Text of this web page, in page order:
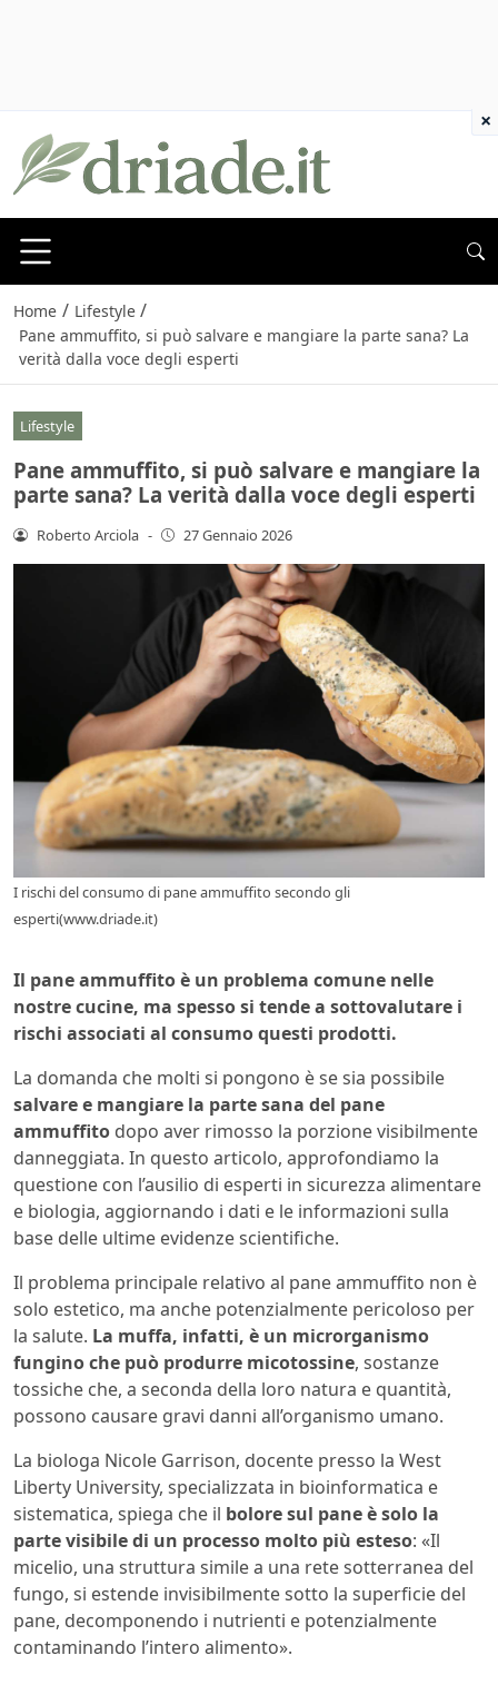
Home / Lifestyle /
Pane ammuffito, si può salvare e mangiare la parte sana? La
verità dalla voce degli esperti
Lifestyle
Pane ammuffito, si può salvare e mangiare la
parte sana? La verità dalla voce degli esperti
Roberto Arciola - 27 Gennaio 2026
I rischi del consumo di pane ammuffito secondo gli
esperti(www.driade.it)
Il pane ammuffito è un problema comune nelle
nostre cucine, ma spesso si tende a sottovalutare i
rischi associati al consumo questi prodotti.
La domanda che molti si pongono è se sia possibile
salvare e mangiare la parte sana del pane
ammuffito dopo aver rimosso la porzione visibilmente
danneggiata. In questo articolo, approfondiamo la
questione con l’ausilio di esperti in sicurezza alimentare
e biologia, aggiornando i dati e le informazioni sulla
base delle ultime evidenze scientifiche.
Il problema principale relativo al pane ammuffito non è
solo estetico, ma anche potenzialmente pericoloso per
la salute. La muffa, infatti, è un microrganismo
fungino che può produrre micotossine, sostanze
tossiche che, a seconda della loro natura e quantità,
possono causare gravi danni all’organismo umano.
La biologa Nicole Garrison, docente presso la West
Liberty University, specializzata in bioinformatica e
sistematica, spiega che il bolore sul pane è solo la
parte visibile di un processo molto più esteso: «Il
micelio, una struttura simile a una rete sotterranea del
fungo, si estende invisibilmente sotto la superficie del
pane, decomponendo i nutrienti e potenzialmente
contaminando l’intero alimento».
×